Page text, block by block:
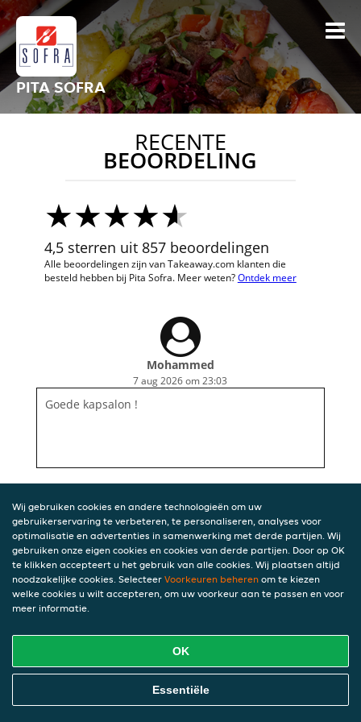
PITA SOFRA
RECENTE
BEOORDELING
4,5 sterren uit 857 beoordelingen
Alle beoordelingen zijn van Takeaway.com klanten die
besteld hebben bij Pita Sofra. Meer weten?Ontdek meer
Mohammed
7 aug 2026 om 23:03
Goede kapsalon !
Wij gebruiken cookies en andere technologieën om uw
gebruikerservaring te verbeteren, te personaliseren, analyses voor
optimalisatie en advertenties in samenwerking met derde partijen. Wij
gebruiken onze eigen cookies en cookies van derde partijen. Door op OK
te klikken accepteert u het gebruik van alle cookies. Wij plaatsen altijd
noodzakelijke cookies. Selecteer Voorkeuren beheren om te kiezen
welke cookies u wilt accepteren, om uw voorkeur aan te passen en voor
meer informatie.
OK
Essentiële